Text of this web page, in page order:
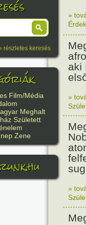
részletes keresés
Film/Média
Meghalt
Született
Zene
»
aki
»
»